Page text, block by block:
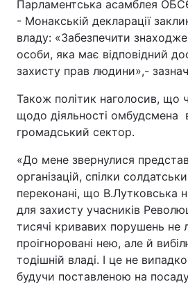
Парламентська асамблея
- Монакській декларації
владу: «Забезпечити
особи, яка має відповідний
захисту прав людини»,-
Також політик наголосив, що
щодо діяльності омбудсмена
громадський сектор.
«До мене звернулися
організацій, спілки
переконані, що В.Лутковська
для захисту учасників
тисячі кривавих порушень не
проігноровані нею, але й
тодішній владі. І це не
будучи поставленою на